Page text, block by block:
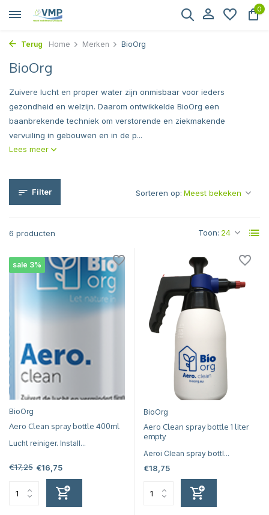
0
Terug Home Merken BioOrg
BioOrg
Zuivere lucht en proper water zijn onmisbaar voor ieders
gezondheid en welzijn. Daarom ontwikkelde BioOrg een
baanbrekende techniek om verstorende en ziekmakende
vervuiling in gebouwen en in de p...
Lees meer
Filter
6 producten Toon:
Sorteren op:
sale 3%
BioOrg
Aero Clean spray bottle 400ml
Lucht reiniger. Install...
€17,25 €16,75
BioOrg
Aero Clean spray bottle 1 liter
empty
Aeroi Clean spray bottl...
€18,75